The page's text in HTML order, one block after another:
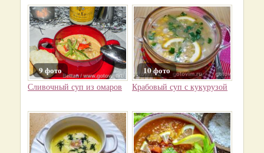
9 фото
Сливочный суп из омаров
10 фото
Крабовый суп с кукурузой